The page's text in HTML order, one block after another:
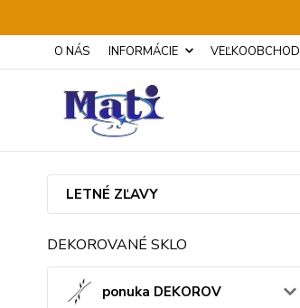
O NÁS INFORMÁCIE VEĽKOOBCHOD
LETNÉ ZĽAVY
DEKOROVANÉ SKLO
ponuka DEKOROV